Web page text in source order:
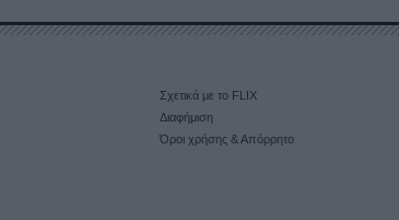
Σχετικά με το FLIX
Διαφήμιση
Όροι χρήσης & Απόρρητο